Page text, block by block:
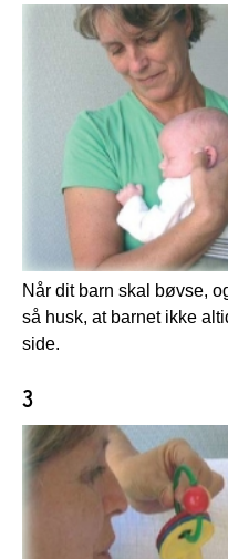
Når dit barn skal bøvse,
så husk, at barnet ikke
side.
3